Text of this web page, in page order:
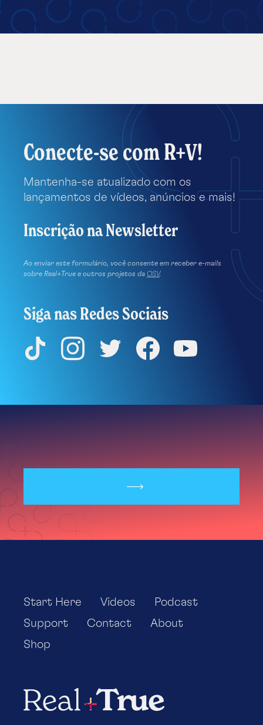
Conecte-se com R+V!
Mantenha-se atualizado com os
lançamentos de vídeos, anúncios e mais!
Inscrição na Newsletter
Ao enviar este formulário, você consente em receber e-mails
sobre Real+True e outros projetos da OSV.
Siga nas Redes Sociais
TikTokInstagramTwitterFacebookYouTube
Real+True
Start Here Videos
Podcast
Support
Contact
About
Shop